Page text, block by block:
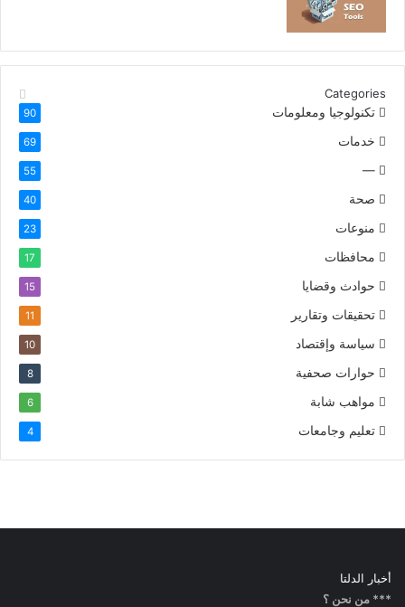
Categories
تكنولوجيا ومعلومات
90
خدمات 69
—
55
صحة 40
منوعات 23
محافظات 17
حوادث وقضايا 15
تحقيقات وتقارير 11
سياسة وإقتصاد 10
حوارات صحفية 8
مواهب شابة 6
تعليم وجامعات 4
أخبار الدلتا
*** من نحن ؟